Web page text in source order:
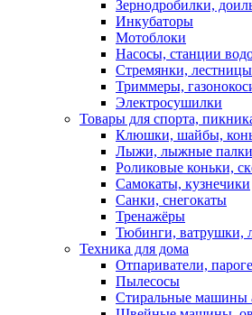
Зернодробилки,
Инкубаторы
Мотоблоки
Насосы, станции
Стремянки, лестницы
Триммеры,
Электросушилки
Товары для спорта,
Клюшки, шайбы,
Лыжи, лыжные
Роликовые коньки,
Самокаты, кузнечики
Санки, снегокаты
Тренажёры
Тюбинги, ватрушки,
Техника для дома
Отпариватели,
Пылесосы
Стиральные машины